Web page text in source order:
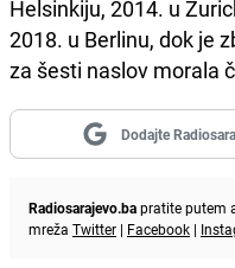
Helsinkiju, 2014. u
2018. u Berlinu, dok je
za šesti naslov morala
Dodajte
Radiosarajevo.bapratite putem
mreža Twitter | Facebook |